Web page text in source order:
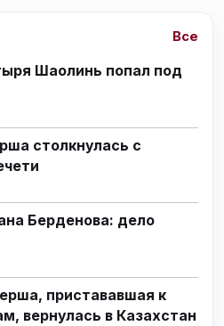
Все
Шаолинь попал под
столкнулась с
Берденова: дело
пристававшая к
вернулась в Казахстан